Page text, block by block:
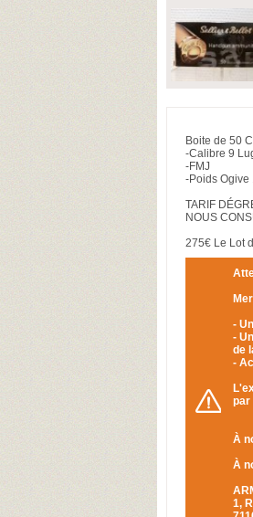
Boite de 50
-Calibre 9
-FMJ
-Poids Ogive
TARIF
NOUS
275€ Le Lot
-
-
de
-
par
À
À
1,